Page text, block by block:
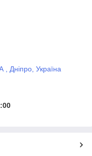
Дніпро, Україна